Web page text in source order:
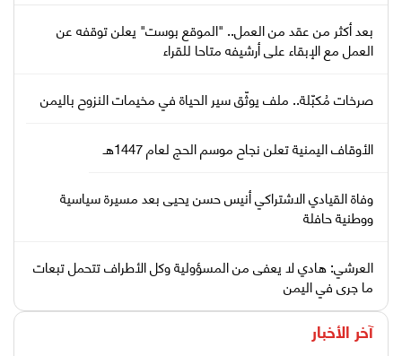
بعد أكثر من عقد من العمل.. "الموقع بوست" يعلن توقفه عن
العمل مع الإبقاء على أرشيفه متاحا للقراء
صرخات مُكبّلة.. ملف يوثّق سير الحياة في مخيمات النزوح باليمن
الأوقاف اليمنية تعلن نجاح موسم الحج لعام 1447هـ
وفاة القيادي الاشتراكي أنيس حسن يحيى بعد مسيرة سياسية
ووطنية حافلة
العرشي: هادي لا يعفى من المسؤولية وكل الأطراف تتحمل تبعات
ما جرى في اليمن
آخر الأخبار